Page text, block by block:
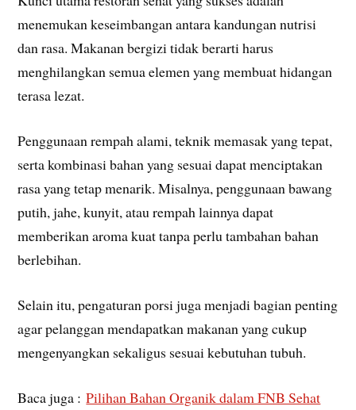
menemukan keseimbangan antara kandungan nutrisi
dan rasa. Makanan bergizi tidak berarti harus
menghilangkan semua elemen yang membuat hidangan
terasa lezat.
Penggunaan rempah alami, teknik memasak yang tepat,
serta kombinasi bahan yang sesuai dapat menciptakan
rasa yang tetap menarik. Misalnya, penggunaan bawang
putih, jahe, kunyit, atau rempah lainnya dapat
memberikan aroma kuat tanpa perlu tambahan bahan
berlebihan.
Selain itu, pengaturan porsi juga menjadi bagian penting
agar pelanggan mendapatkan makanan yang cukup
mengenyangkan sekaligus sesuai kebutuhan tubuh.
Baca juga :Pilihan Bahan Organik dalam FNB Sehat